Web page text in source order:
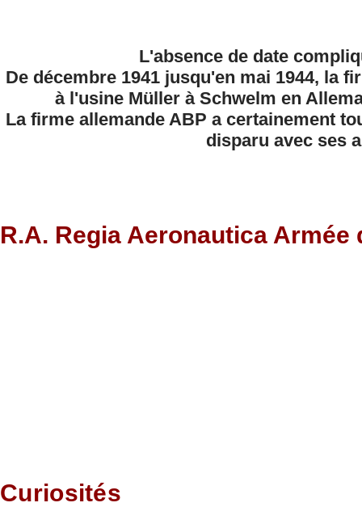
L'absence de date
De décembre 1941 jusqu'en mai 1944, la
à l'usine Müller à Schwelm en
La firme allemande ABP a certainement
disparu avec ses
R.A. Regia Aeronautica
Curiosités